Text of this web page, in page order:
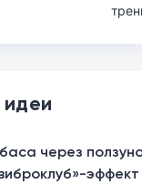
через
эффект